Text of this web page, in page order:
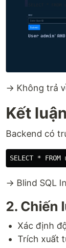
→ Không trả
Kết luận
Backend có
→ Blind SQL
2. Chiến
Xác định
Trích xuất